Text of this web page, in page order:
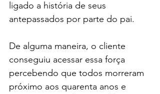
ligado a história de seus
antepassados por parte do pai.
De alguma maneira, o cliente
conseguiu acessar essa força
percebendo que todos morreram
próximo aos quarenta anos e